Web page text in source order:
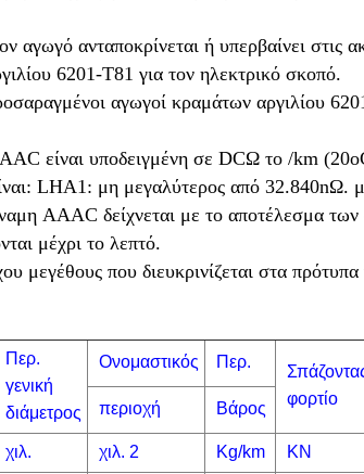
αγωγό ανταποκρίνεται ή υπερβαίνει στις
6201-T81 για τον ηλεκτρικό σκοπό.
αγωγοί κραμάτων αργιλίου
είναι υποδειγμένη σε DCΩ το /km
LHA1: μη μεγαλύτερος από
AAAC δείχνεται με το αποτέλεσμα
μέχρι το λεπτό.
μεγέθους που διευκρινίζεται στα
Περ.
γενική
διάμετρος
Ονομαστικός Περ.
φορτίο
περιοχή Βάρος
χιλ. χιλ. 2 Kg/km KN